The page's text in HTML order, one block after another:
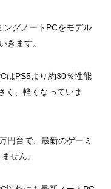
ングノートPCをモデル
きます。
はPS5より約30％性能
く、軽くなっていま
円台で、最新のゲーミ
せん。